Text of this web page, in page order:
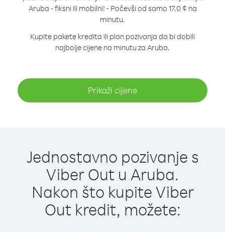
Aruba - fiksni ili mobilni! - Počevši od samo 17.0 ¢ na
minutu.
Kupite pakete kredita ili plan pozivanja da bi dobili
najbolje cijene na minutu za Aruba.
Prikaži cijene
Jednostavno pozivanje s
Viber Out u Aruba.
Nakon što kupite Viber
Out kredit, možete: